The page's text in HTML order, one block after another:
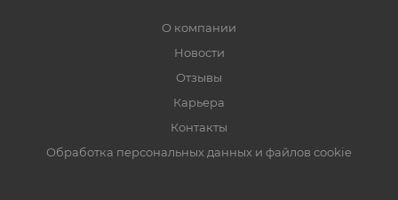
О компании
Новости
Отзывы
Карьера
Контакты
Обработка персональных данных и файлов cookie